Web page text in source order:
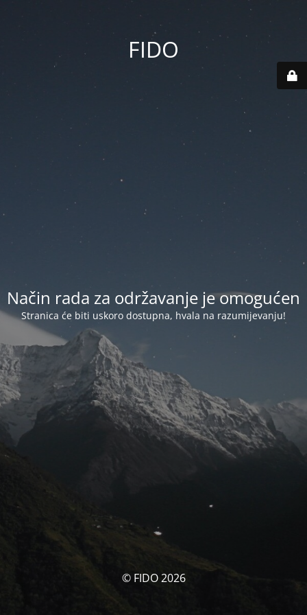
FIDO
Način rada za održavanje je omogućen
Stranica će biti uskoro dostupna, hvala na razumijevanju!
© FIDO 2026